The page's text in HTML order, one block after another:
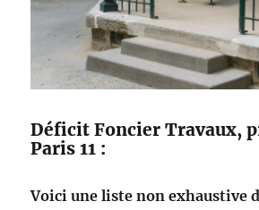
Déficit Foncier Travaux,
Paris 11 :
Voici une liste non exhaustive